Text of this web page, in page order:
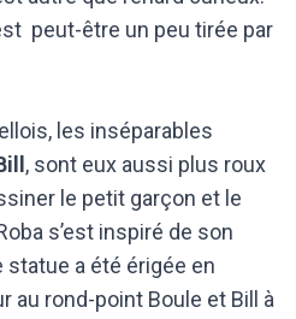
peut-être un peu tirée par
les inséparables
, sont eux aussi plus roux
le petit garçon et le
s’est inspiré de son
statue a été érigée en
au rond-point Boule et Bill à